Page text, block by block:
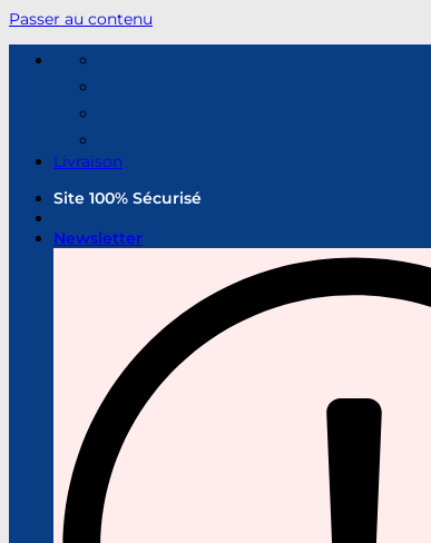
Passer au contenu
Livraison
Site 100% Sécurisé
Newsletter